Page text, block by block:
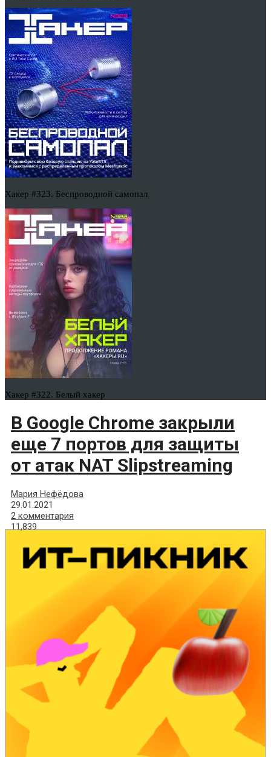
Хакер #323. Беспроводной самопал
Хакер #322. Белый хакер
В Google Chrome закрыли
еще 7 портов для защиты
от атак NAT Slipstreaming
Мария Нефёдова
29.01.2021
2 комментария
11,839